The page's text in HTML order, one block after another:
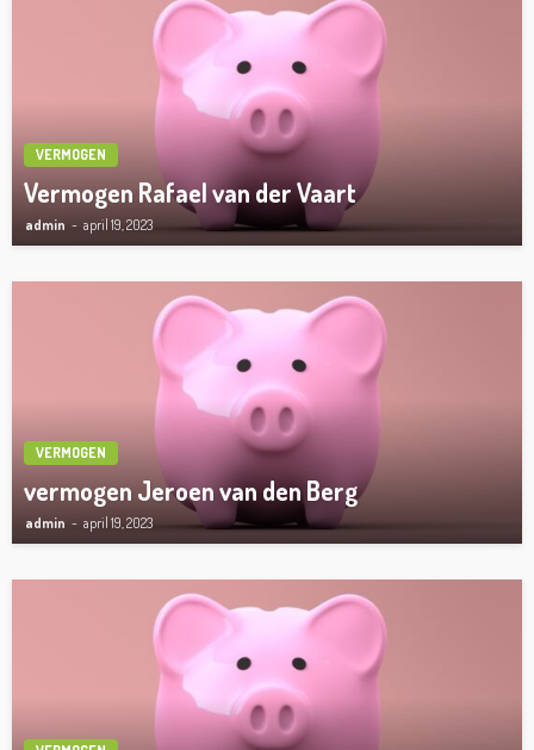
VERMOGEN
Vermogen Rafael van der Vaart
admin april 19, 2023
VERMOGEN
vermogen Jeroen van den Berg
admin april 19, 2023